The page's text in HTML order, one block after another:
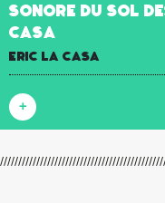
sonore du sol
Casa
Eric La Casa
+